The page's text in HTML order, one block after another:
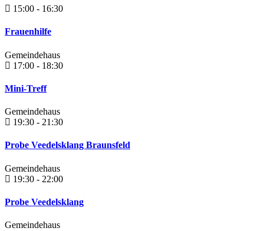
15:00 - 16:30
Frauenhilfe
Gemeindehaus
17:00 - 18:30
Mini-Treff
Gemeindehaus
19:30 - 21:30
Probe Veedelsklang Braunsfeld
Gemeindehaus
19:30 - 22:00
Probe Veedelsklang
Gemeindehaus